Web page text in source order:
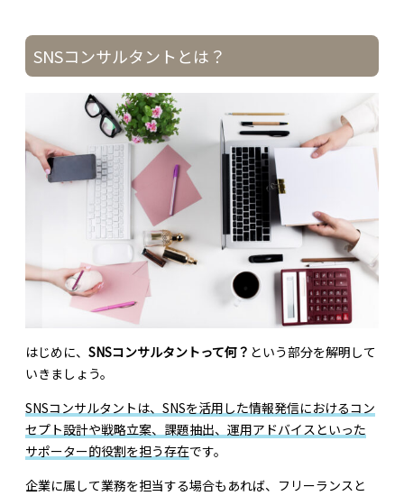
SNSコンサルタントとは？
はじめに、SNSコンサルタントって何？ という部分を解明して
いきましょう。
SNSコンサルタントは、SNSを活用した情報発信におけるコン
セプト設計や戦略立案、課題抽出、運用アドバイスといった
サポーター的役割を担う存在です。
企業に属して業務を担当する場合もあれば、フリーランスと